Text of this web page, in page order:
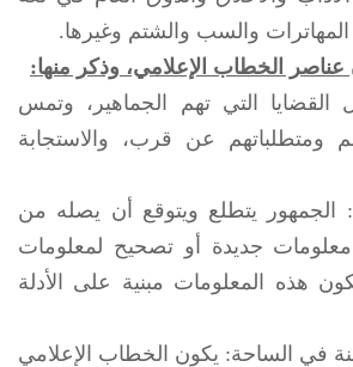
والسب والشتم وغيرها.‏
الخطاب الإعلامي، وذكر منها:
القضايا التي تهم الجماهير، وتمس
ومتطلباتهم عن قرب، والاستجابة
الجمهور يتطلع ويتوقع أن يصله من
جديدة أو تصحيح لمعلومات
هذه المعلومات مبنية على الأدلة
في الساحة: يكون الخطاب الإعلامي